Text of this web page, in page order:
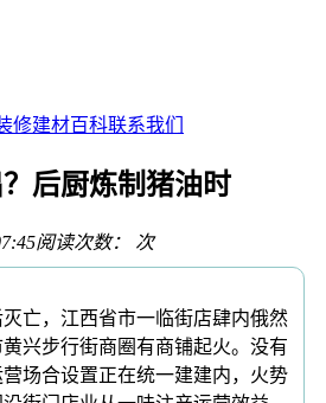
修建材百科联系我们
后厨炼制猪油时
阅读次数： 次
，江西省市一临街店肆内俄然
兴步行街商圈有商铺起火。没有
场合设置正在统一建建内，火势